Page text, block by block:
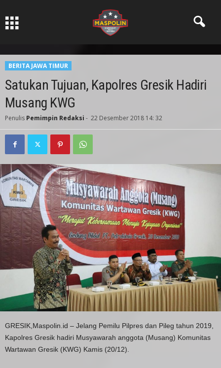
BERITA JAWA TIMUR
Satukan Tujuan, Kapolres Gresik Hadiri
Musang KWG
Penulis Pemimpin Redaksi - 22 Desember 2018 14: 32
GRESIK,Maspolin.id – Jelang Pemilu Pilpres dan Pileg tahun 2019,
Kapolres Gresik hadiri Musyawarah anggota (Musang) Komunitas
Wartawan Gresik (KWG) Kamis (20/12).